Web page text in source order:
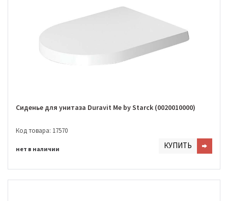
Сиденье для унитаза Duravit Me by Starck (0020010000)
Код товара: 17570
нет в наличии КУПИТЬ